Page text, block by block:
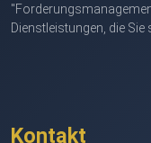
Dienstleistungen, die Sie
Kontakt